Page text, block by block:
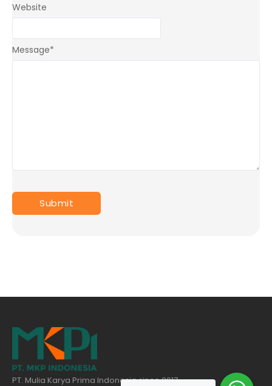
Message*
Website
PT. Mulia Karya Prima Indonesia since 2017